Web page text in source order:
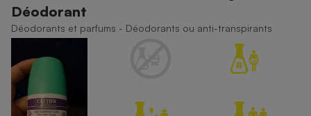
Déodorant
Déodorants et parfums - Déodorants ou anti-transpirants